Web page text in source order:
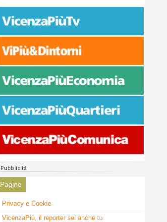
Pagine
Privacy e Cookie
VicenzaPiù, il reporter sei anche tu